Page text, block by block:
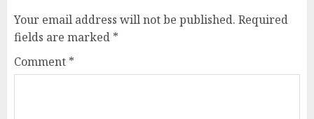
Your email address will not be published. Required
fields are marked *
Comment *